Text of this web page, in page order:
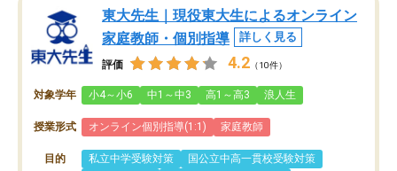
東大先生｜現役東大生によるオンライン
家庭教師・個別指導
詳しく見る
評価 4.2 （10件）
対象学年 小4～小6 中1～中3 高1～高3 浪人生
授業形式 オンライン個別指導(1:1) 家庭教師
目的 私立中学受験対策
国公立中高一貫校受験対策